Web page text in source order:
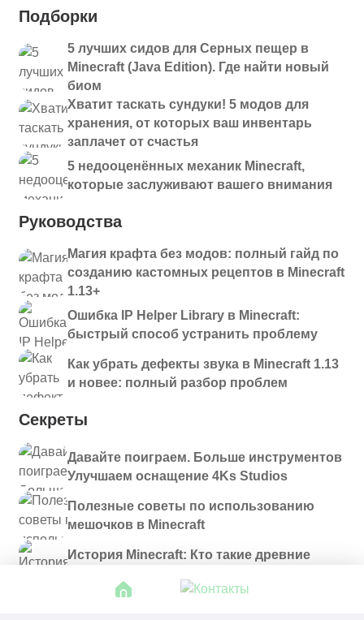
Подборки
5 лучших сидов для Серных пещер в
Minecraft (Java Edition). Где найти новый
биом
Хватит таскать сундуки! 5 модов для
хранения, от которых ваш инвентарь
заплачет от счастья
5 недооценённых механик Minecraft,
которые заслуживают вашего внимания
Руководства
Магия крафта без модов: полный гайд по
созданию кастомных рецептов в Minecraft
1.13+
Ошибка IP Helper Library в Minecraft:
быстрый способ устранить проблему
Как убрать дефекты звука в Minecraft 1.13
и новее: полный разбор проблем
Секреты
Давайте поиграем. Больше инструментов
Улучшаем оснащение 4Ks Studios
Полезные советы по использованию
мешочков в Minecraft
История Minecraft: Кто такие древние